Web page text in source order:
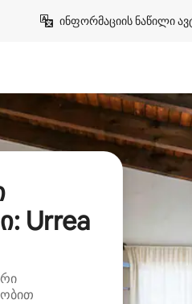
ინფორმაციის ნაწილი
Urrea